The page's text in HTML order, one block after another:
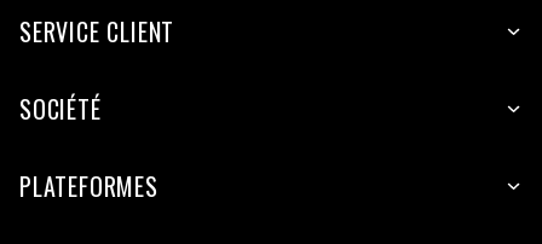
SERVICE CLIENT
SOCIÉTÉ
PLATEFORMES